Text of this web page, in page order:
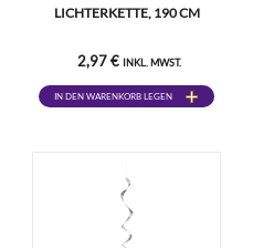
LICHTERKETTE, 190 CM
2,97 € INKL. MWST.
IN DEN WARENKORB LEGEN